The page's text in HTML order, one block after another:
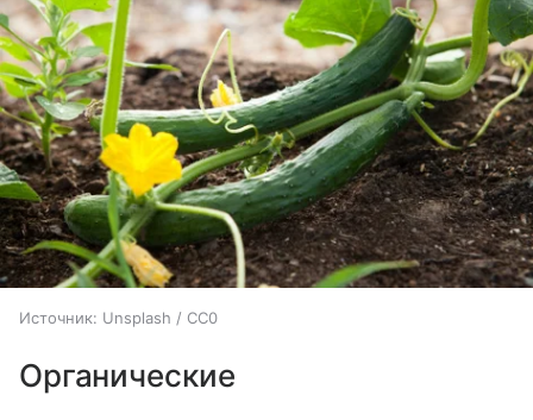
Источник: Unsplash / CC0
Органические